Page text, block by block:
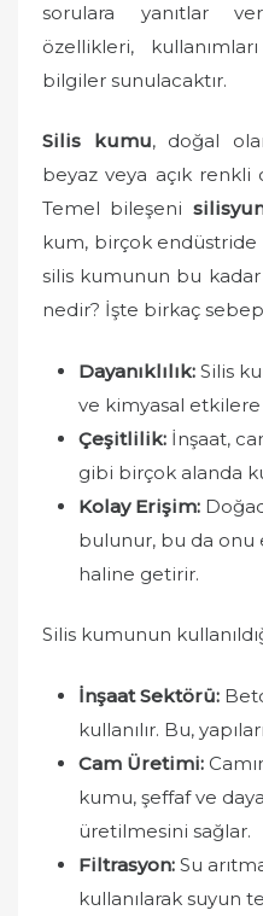
sorulara yanıtlar
özellikleri,
bilgiler sunulacaktır.
Silis kumu, doğal
beyaz veya açık
Temel bileşeni
kum, birçok
silis kumunun bu kadar
nedir? İşte birkaç
Dayanıklılık: Silis
ve kimyasal etkilere
Çeşitlilik: İnşaat,
gibi birçok alanda
Kolay Erişim:
bulunur, bu da
haline getirir.
Silis kumunun
İnşaat Sektörü:
kullanılır. Bu,
Cam Üretimi:
kumu, şeffaf ve
üretilmesini sağlar.
Filtrasyon: Su
kullanılarak suyun